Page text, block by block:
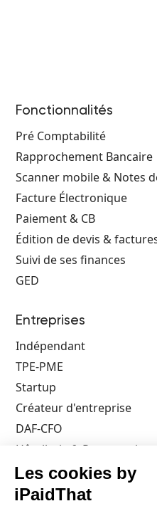
Les cookies by
iPaidThat
Fonctionnalités
Pré Comptabilité
Rapprochement Bancaire
Scanner mobile & Notes
Facture Électronique
Paiement & CB
Édition de devis &
Suivi de ses finances
GED
Entreprises
Indépendant
TPE-PME
Startup
Créateur d'entreprise
DAF-CFO
Hôtellerie & Restauration
Architecte
Artisan